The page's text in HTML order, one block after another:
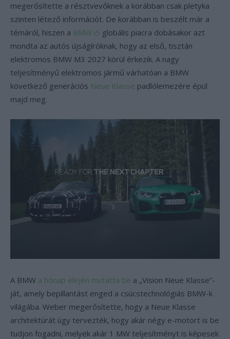
megerősítette a résztvevőknek a korábban csak pletyka
szinten létező információt. De korábban is beszélt már a
témáról, hiszen a BMW i5 globális piacra dobásakor azt
mondta az autós újságíróknak, hogy az első, tisztán
elektromos BMW M3 2027 körül érkezik. A nagy
teljesítményű elektromos jármű várhatóan a BMW
következő generációs Neue Klasse padlólemezére épül
majd meg.
A BMW a hónap elején mutatta be a „Vision Neue Klasse”-
ját, amely bepillantást enged a csúcstechnológiás BMW-k
világába. Weber megerősítette, hogy a Neue Klasse
architektúrát úgy tervezték, hogy akár négy e-motort is be
tudjon fogadni, melyek akár 1 MW teljesítményt is képesek